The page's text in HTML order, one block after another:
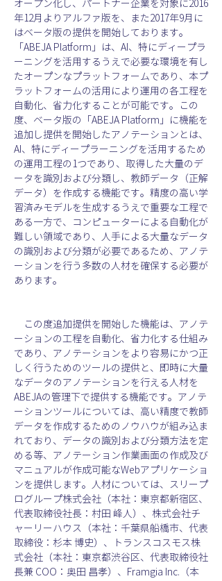
オープン化し、パートナー企業を対象に2016
年12月よりアルファ版を、また2017年9月に
はベータ版の提供を開始しております。
「ABEJA Platform」は、AI、特にディープラ
ーニングを活用するうえで必要な環境を有し
たオープンなプラットフォームであり、本プ
ラットフォームの活用により運用の各工程を
自動化、省力化することが可能です。この
度、ベータ版の「ABEJA Platform」に機能を
追加し提供を開始したアノテーションとは、
AI、特にディープラーニングを活用するため
の運用工程の1つであり、取得した大量のデ
ータを識別および分類し、教師データ（正解
データ）を作成する機能です。精度の高い学
習済みモデルを生成するうえで重要な工程で
ある一方で、コンピューターによる自動化が
難しい領域であり、人手による大量なデータ
の識別および分類が必要であるため、アノテ
ーションを行う多数の人材を確保する必要が
あります。
この度追加提供を開始した機能は、アノテ
ーションの工程を自動化、省力化する仕組み
であり、アノテーションをより容易にかつ正
しく行うためのツールの提供と、即時に大量
なデータのアノテーションを行える人材を
ABEJAの管理下で提供する機能です。アノテ
ーションツールについては、高い精度で教師
データを作成するためのノウハウが組み込ま
れており、データの識別および分類方法を定
める等、アノテーション作業画面の作成及び
マニュアルが作成可能なWebアプリケーショ
ンを提供します。人材については、スリープ
ログループ株式会社（本社：東京都新宿区、
代表取締役社長：村田 峰人）、株式会社チ
ャーリーハウス（本社：千葉県船橋市、代表
取締役：杉本 博史）、トランスコスモス株
式会社（本社：東京都​渋谷区、代表取締役社
長兼 COO：奥田 昌孝）、Framgia Inc.（本